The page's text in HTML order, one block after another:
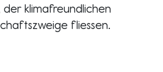
klimafreundlichen
fliessen.